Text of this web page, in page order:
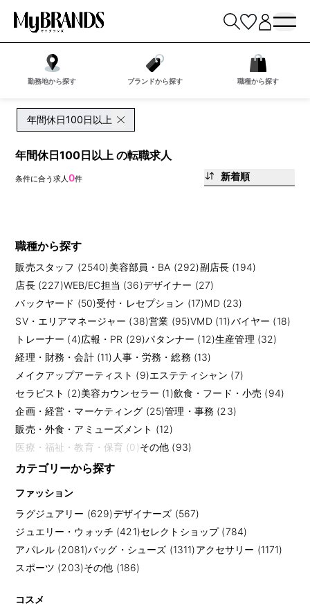
勤務地から探す ブランドから探す 職種から探す
年間休日100日以上
年間休日100日以上 の転職求人
条件に合う求人0件 新着順
職種から探す
販売スタッフ (2540)美容部員・BA (292)副店長 (194)
店長 (227)WEB/EC担当 (36)デザイナー (27)
バックヤード (50)受付・レセプション (17)MD (23)
SV・エリアマネージャー (38)営業 (95)VMD (11)バイヤー (18)
トレーナー (4)広報・PR (29)パタンナー (12)生産管理 (32)
経理・財務・会計 (11) 人事・労務・総務 (13)
メイクアップアーティスト (9)エステティシャン (7)
セラピスト (2)美容カウンセラー (1)飲食・フード・小売 (94)
企画・経営・マーケティング (25)管理・事務 (23)
販売・外食・アミューズメント (12)
医療・福祉・教育・保育 (0)その他 (93)
カテゴリーから探す
ファッション
ラグジュアリー (629)デザイナーズ (567)
ジュエリー・ウォッチ (421)セレクトショップ (784)
アパレル (2081)バッグ・シューズ (1311)アクセサリー (1171)
スポーツ (203)その他 (186)
コスメ